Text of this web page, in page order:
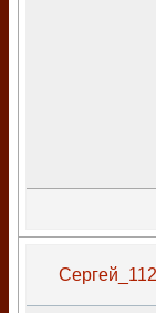
Сергей_112